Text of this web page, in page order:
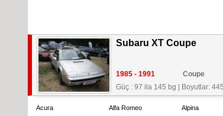
Subaru XT Coupe
1985 - 1991
Coupe
Güç : 97 ila 145 bg
Boyutlar:
Acura Alfa Romeo Alpina